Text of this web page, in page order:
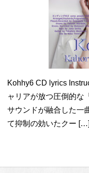
Kohhy6 CD lyrics
ャリアが放つ圧倒的な
サウンドが融合した一
て抑制の効いたクー […]